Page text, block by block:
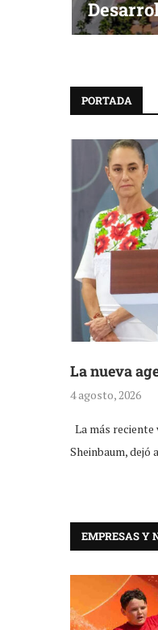
PORTADA
La nueva
4 agosto, 2026
La más reciente
Sheinbaum, dejó
EMPRESAS Y